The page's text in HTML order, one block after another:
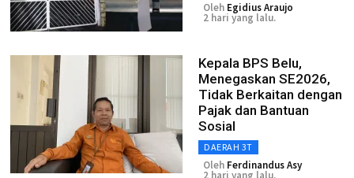
Oleh Egidius Araujo
2 hari yang lalu.
Kepala BPS Belu,
Menegaskan SE2026,
Tidak Berkaitan dengan
Pajak dan Bantuan
Sosial
DAERAH 3T
Oleh Ferdinandus Asy
2 hari yang lalu.